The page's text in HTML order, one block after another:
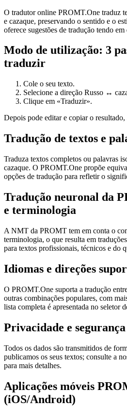
O tradutor online PROMT.One traduz
e cazaque, preservando o sentido e o
oferece sugestões de tradução tendo
Modo de utilização: 3
traduzir
Cole o seu texto.
Selecione a direção Russo ↔
Clique em «Traduzir».
Depois pode editar e copiar o resultado,
Tradução de textos e
Traduza textos completos ou palavras
cazaque. O PROMT.One propõe
opções de tradução para refletir o
Tradução neuronal da
e terminologia
A NMT da PROMT tem em conta o
terminologia, o que resulta em
para textos profissionais, técnicos e do
Idiomas e direções
O PROMT.One suporta a tradução
outras combinações populares, com
lista completa é apresentada no seletor
Privacidade e segurança
Todos os dados são transmitidos de
publicamos os seus textos; consulte a
para mais detalhes.
Aplicações móveis
(iOS/Android)